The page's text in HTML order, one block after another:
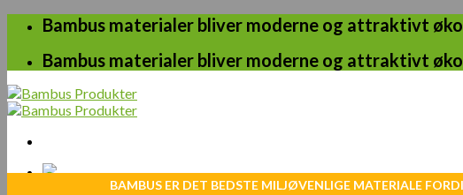
Skip
content
Bambus materialer bliver moderne og attraktivt
Bambus materialer bliver moderne og attraktivt
BAMBUS ER DET BEDSTE MILJØVENLIGE MATERIALE